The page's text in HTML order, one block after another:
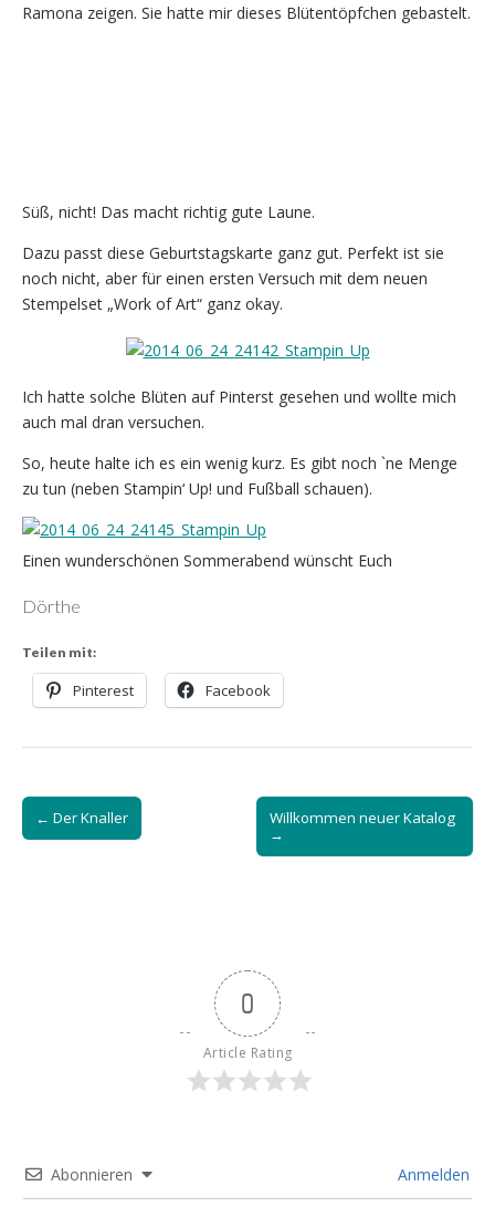
Ramona zeigen. Sie hatte mir dieses Blütentöpfchen gebastelt.
Süß, nicht! Das macht richtig gute Laune.
Dazu passt diese Geburtstagskarte ganz gut. Perfekt ist sie
noch nicht, aber für einen ersten Versuch mit dem neuen
Stempelset „Work of Art“ ganz okay.
Ich hatte solche Blüten auf Pinterst gesehen und wollte mich
auch mal dran versuchen.
So, heute halte ich es ein wenig kurz. Es gibt noch `ne Menge
zu tun (neben Stampin‘ Up! und Fußball schauen).
Einen wunderschönen Sommerabend wünscht Euch
Dörthe
Teilen mit:
Pinterest Facebook
Post
navigation
← Der Knaller
Willkommen neuer Katalog
→
0
Article Rating
Abonnieren Anmelden